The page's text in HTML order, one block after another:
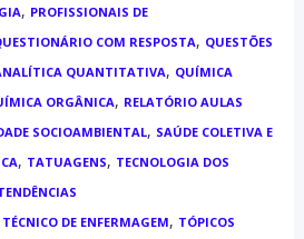
, PROFISSIONAIS DE
COM RESPOSTA, QUESTÕES
QUANTITATIVA, QUÍMICA
ORGÂNICA, RELATÓRIO AULAS
SOCIOAMBIENTAL, SAÚDE COLETIVA E
, TATUAGENS, TECNOLOGIA DOS
TÉCNICO DE ENFERMAGEM, TÓPICOS